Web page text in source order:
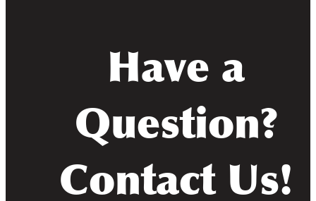
Have a
Question?
Contact Us!